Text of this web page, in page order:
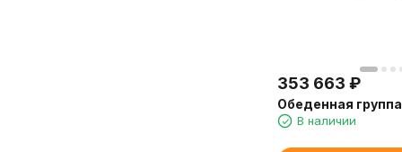
353 663 ₽
Обеденная
В наличии